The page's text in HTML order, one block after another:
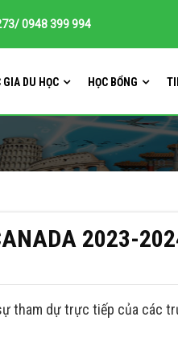
0948 399 994
GIA DU HỌC HỌC BỔNG
2023-
tham dự trực tiếp của các